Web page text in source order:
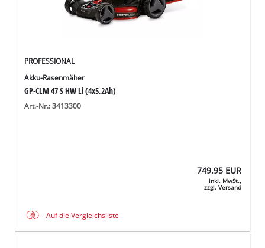
PROFESSIONAL
Akku-Rasenmäher
GP-CLM 47 S HW Li (4x5,2Ah)
Art.-Nr.: 3413300
749.95 EUR
inkl. MwSt.,
zzgl. Versand
Auf die Vergleichsliste